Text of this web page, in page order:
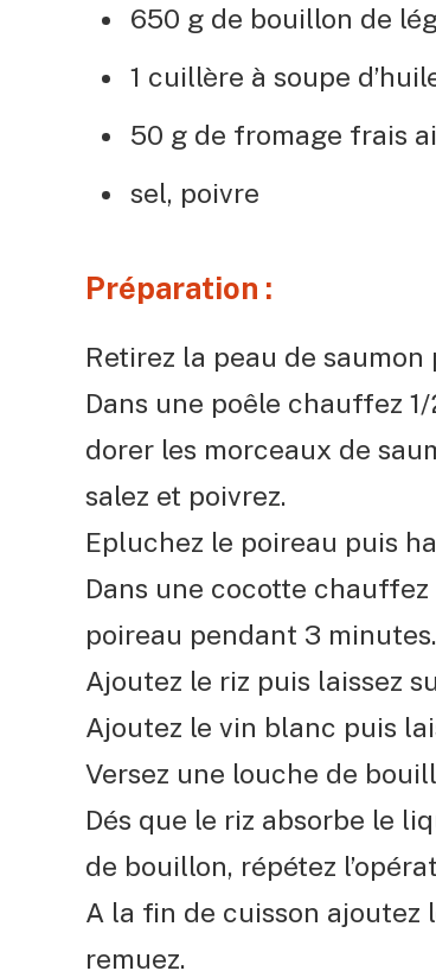
650 g de bouillon de
1 cuillère à soupe
50 g de fromage frais
sel, poivre
Préparation :
Retirez la peau de saumon
Dans une poêle chauffez
dorer les morceaux de
salez et poivrez.
Epluchez le poireau puis
Dans une cocotte chauffez
poireau pendant 3 minutes.
Ajoutez le riz puis laissez
Ajoutez le vin blanc puis
Versez une louche de
Dés que le riz absorbe le
de bouillon, répétez
A la fin de cuisson ajoutez
remuez.